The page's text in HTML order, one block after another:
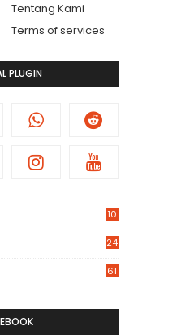
Tentang Kami
Terms of services
PLUGIN
10
24
61